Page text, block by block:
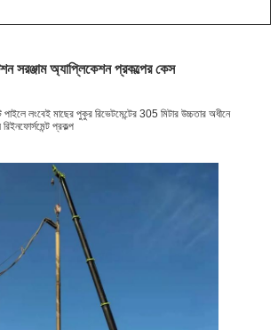
সরঞ্জাম অ্যাপ্লিকেশন প্রকল্পের কেস
লংবেই মাছের পুকুর রিভেটমেন্টের 305 মিটার উচ্চতার অধীনে
প্রকল্প